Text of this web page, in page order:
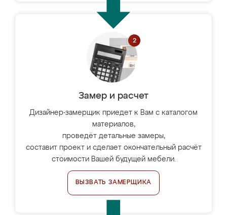
Замер и расчет
Дизайнер-замерщик приедет к Вам с каталогом
материалов,
проведёт детальные замеры,
составит проект и сделает окончательный расчёт
стоимости Вашей будущей мебели.
ВЫЗВАТЬ ЗАМЕРЩИКА